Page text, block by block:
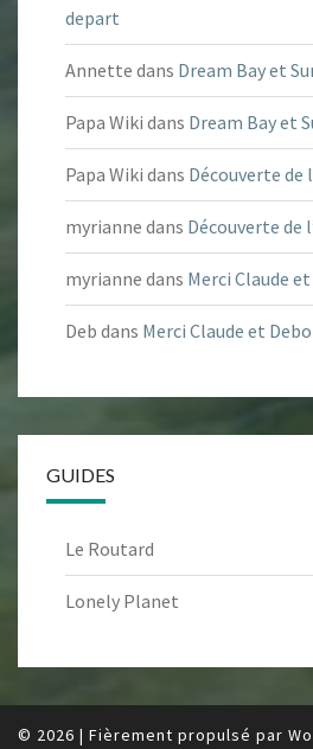
depart
Annette dans Dream Bay et
Papa Wiki dans Dream Bay et
Papa Wiki dans Découverte de
myrianne dans Découverte de
myrianne dans Merci Claude
Deb dans Merci Claude et
GUIDES
Le Routard
Lonely Planet
© 2026 | Fièrement propulsé par